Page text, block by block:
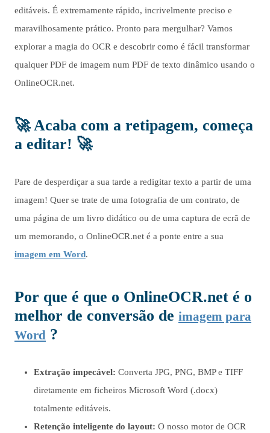
editáveis. É extremamente rápido, incrivelmente preciso e
maravilhosamente prático. Pronto para mergulhar? Vamos
explorar a magia do OCR e descobrir como é fácil transformar
qualquer PDF de imagem num PDF de texto dinâmico usando o
OnlineOCR.net.
🚀 Acaba com a retipagem, começa
a editar! 🚀
Pare de desperdiçar a sua tarde a redigitar texto a partir de uma
imagem! Quer se trate de uma fotografia de um contrato, de
uma página de um livro didático ou de uma captura de ecrã de
um memorando, o OnlineOCR.net é a ponte entre a sua
imagem em Word.
Por que é que o OnlineOCR.net é o
melhor de conversão de imagem para
Word ?
Extração impecável: Converta JPG, PNG, BMP e TIFF
diretamente em ficheiros Microsoft Word (.docx)
totalmente editáveis.
Retenção inteligente do layout: O nosso motor de OCR